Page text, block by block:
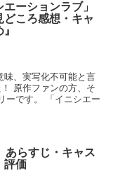
エーションラブ」
ころ感想・キャ
味、実写化不可能と言
原作ファンの方、そ
ーです。 「イニシエー
あらすじ・キャス
評価